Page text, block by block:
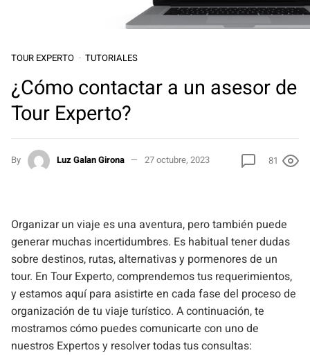
TOUR EXPERTO TUTORIALES
¿Cómo contactar a un asesor de
Tour Experto?
By Luz Galan Girona 27 octubre, 2023 81
Organizar un viaje es una aventura, pero también puede
generar muchas incertidumbres. Es habitual tener dudas
sobre destinos, rutas, alternativas y pormenores de un
tour. En Tour Experto, comprendemos tus requerimientos,
y estamos aquí para asistirte en cada fase del proceso de
organización de tu viaje turístico. A continuación, te
mostramos cómo puedes comunicarte con uno de
nuestros Expertos y resolver todas tus consultas: